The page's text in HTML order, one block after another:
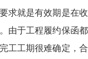
求就是有效期是在
由于工程履约保函
工工期很难确定，